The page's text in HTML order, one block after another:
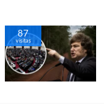
84
visitas